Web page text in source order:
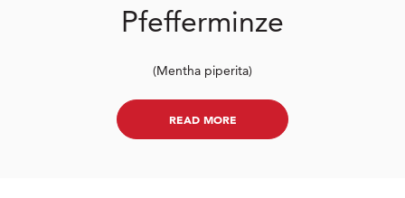
Pfefferminze
(Mentha piperita)
READ MORE